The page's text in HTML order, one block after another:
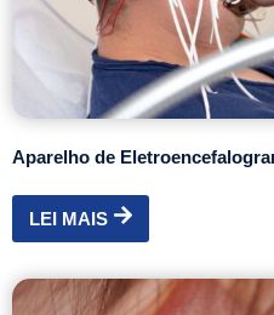
Aparelho de
LEI MAIS